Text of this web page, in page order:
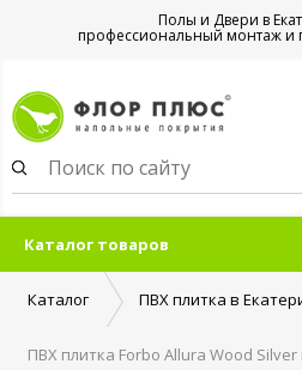
Полы и Двери в
профессиональный монтаж и
Каталог товаров
Каталог ПВХ плитка в
ПВХ плитка Forbo Allura Wood